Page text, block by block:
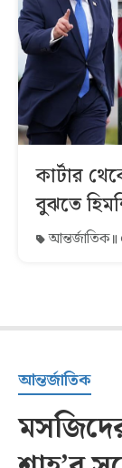
কার্টার
বুঝতে
আন্তর্জাতিক
আন্তর্জাতিক